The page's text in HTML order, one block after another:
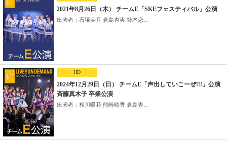
2021年8月26日（木） チームE「SKEフェスティバル」公演
出演者：石塚美月 倉島杏実 鈴木恋...
HD
2024年12月29日（日） チームE「声出していこーぜ!!!」公演
斉藤真木子 卒業公演
出演者：相川暖花 熊崎晴香 倉島杏...